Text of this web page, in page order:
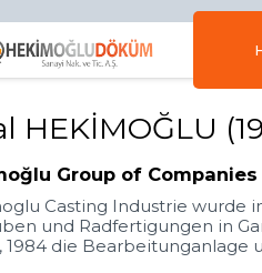
HEKİMOĞLU
Group of Companies
Casting Industrie wurde
und Radfertigungen in
1984 die Bearbeitunganlage